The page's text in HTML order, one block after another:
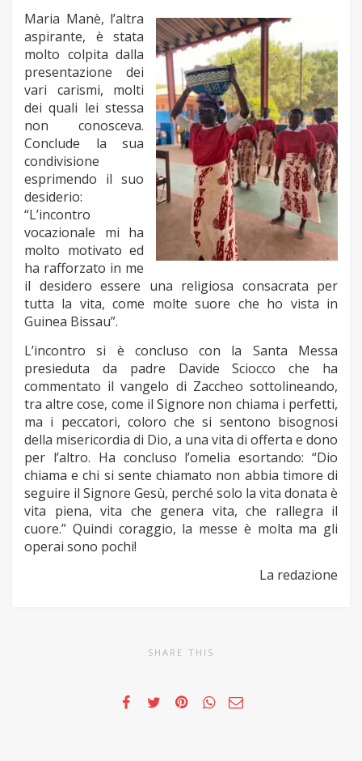
Maria Manè, l’altra
aspirante, è stata
molto colpita dalla
presentazione dei
vari carismi, molti
dei quali lei stessa
non conosceva.
Conclude la sua
condivisione
esprimendo il suo
desiderio:
“L’incontro
vocazionale mi ha
molto motivato ed
ha rafforzato in me
il desidero essere una religiosa consacrata per
tutta la vita, come molte suore che ho vista in
Guinea Bissau”.
L’incontro si è concluso con la Santa Messa
presieduta da padre Davide Sciocco che ha
commentato il vangelo di Zaccheo sottolineando,
tra altre cose, come il Signore non chiama i perfetti,
ma i peccatori, coloro che si sentono bisognosi
della misericordia di Dio, a una vita di offerta e dono
per l’altro. Ha concluso l’omelia esortando: “Dio
chiama e chi si sente chiamato non abbia timore di
seguire il Signore Gesù, perché solo la vita donata è
vita piena, vita che genera vita, che rallegra il
cuore.” Quindi coraggio, la messe è molta ma gli
operai sono pochi!
La redazione
SHARE THIS